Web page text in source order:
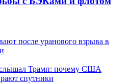
после уранового взрыва в
Трамп: почему США
спутники